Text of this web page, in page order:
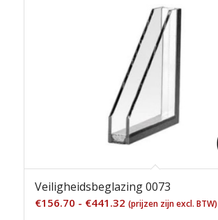
Veiligheidsbeglazing 0073
€156.70 - €441.32Prijsklasse:
(prijzen zijn excl. BTW)